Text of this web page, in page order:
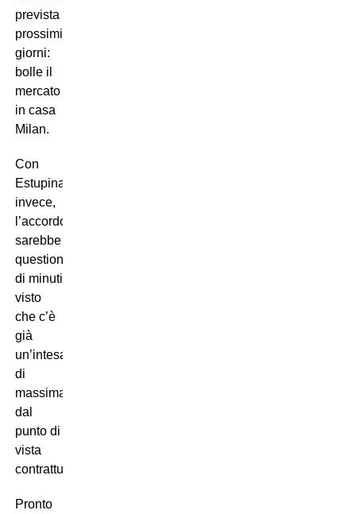
prevista nei
prossimi
giorni:
bolle il
mercato
in casa
Milan.
Con
Estupinan,
invece,
l’accordo
sarebbe
questione
di minuti
visto
che c’è
già
un’intesa
di
massima
dal
punto di
vista
contrattuale.
Pronto